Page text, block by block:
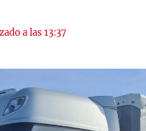
a las 13:37